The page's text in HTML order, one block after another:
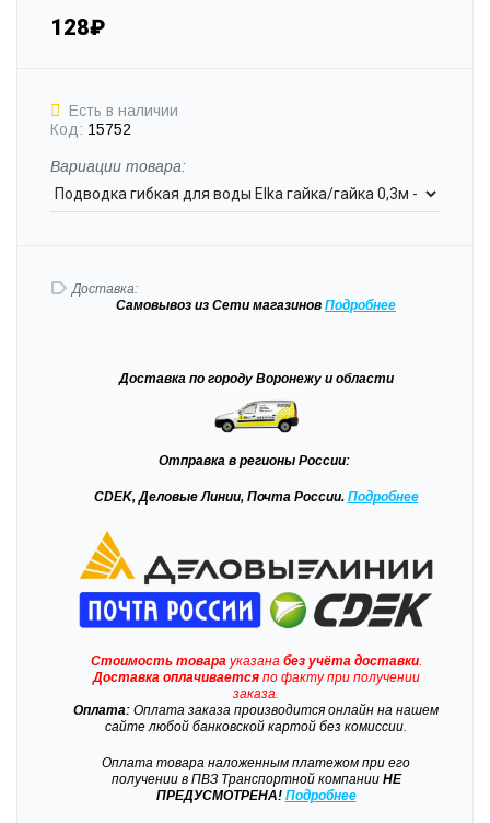
128₽
Есть в наличии
Код: 15752
Вариации товара:
Доставка:
Самовывоз из Сети магазинов Подробнее
Доставка по городу Воронежу и области
Отправка в регионы России:
CDEK, Деловые Линии, Почта России. Подробнее
Стоимость товарауказана без учёта доставки.
Доставкаоплачиваетсяпо факту при получении
заказа.
Оплата: Оплата заказа производится онлайн на нашем
сайте любой банковской картой без комиссии.
Оплата товара наложенным платежом при его
получении в ПВЗ Транспортной компанииНЕ
ПРЕДУСМОТРЕНА! Подробнее